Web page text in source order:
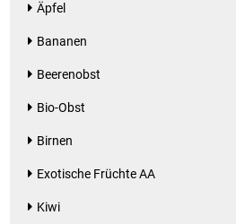
Äpfel
Bananen
Beerenobst
Bio-Obst
Birnen
Exotische Früchte AA
Kiwi